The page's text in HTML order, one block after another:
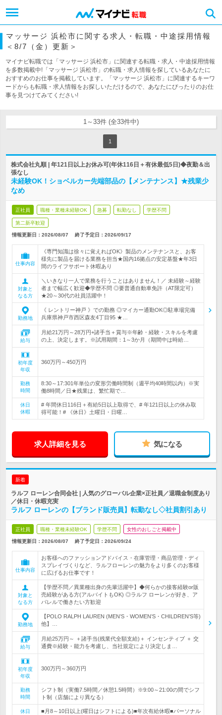
マッサージ 浜松市に関する求人・転職・中途採用情報
＜8/7（金）更新＞
マイナビ転職では「マッサージ 浜松市」に関連する転職・求人・中途採用情報
を多数掲載中!「マッサージ 浜松市」の転職・求人情報を探しているあなたに
おすすめのお仕事を掲載しています。「マッサージ 浜松市」に関連するキーワ
ードからも転職・求人情報をお探しいただけるので、あなたにぴったりのお仕
事を見つけてみてください!
1～33件 (全33件中)
1
株式会社丸順 | 年121日以上お休み可(年休116日＋有休最低5日)◆夜勤＆出
張なし
未経験OK！ショベルカー先端部品の【メンテナンス】★残業少
なめ
正社員 職種・業種未経験OK 急募 転勤なし 学歴不問
第二新卒歓迎
情報更新日：2026/08/07 終了予定日： 2026/09/17
仕事内容
《専門知識は徐々に覚えればOK》製品のメンテナンスと、お客
様先に製品を届ける業務を担当★国内16拠点の安定基盤★年3日
間のライフサポート休暇あり
対象と
なる方
＼いきなり一人で業務を行うことはありません！／ 未経験～経験
者まで幅広く歓迎◆学歴不問 ◎要普通自動車免許（AT限定可）
★20～30代の社員活躍中！
勤務地
《 レントリー神戸 》での勤務 ◎マイカー通勤OK◎駐車場完備
兵庫県神戸市西区森友4丁目95 ★…
給与
月給21万円～28万円+諸手当＋賞与※年齢・経験・スキルを考慮
の上、決定します。※試用期間：1～3か月（期間中は時給…
初年度
年収
360万円～450万円
勤務
時間
8:30～17:301年単位の変形労働時間制（週平均40時間以内）※実
働8時間／日★残業は、繁忙期で…
休日
休暇
# 年間休日116日＋有給5日以上取得で、# 年121日以上の休み取
得可能！# 《休日》土曜日・日曜…
求人詳細を見る 気になる
新着
ラルフ ローレン合同会社 | 人気のグローバル企業×正社員／退職金制度あり
／休日・休暇充実
ラルフ ローレンの【ブランド販売員】転勤なし◇社員割引あり
正社員 職種・業種未経験OK 学歴不問 女性のおしごと掲載中
情報更新日：2026/08/07 終了予定日： 2026/09/24
仕事内容
お客様へのファッションアドバイス・在庫管理・商品管理・ディ
スプレイづくりなど、ラルフローレンの魅力をより多くのお客様
に広げるお仕事です！
対象と
なる方
【学歴不問／異業種出身の先輩活躍中】◆何らかの接客経験or販
売経験がある方(アルバイトもOK) ◎ラルフ ローレンが好き、ア
パレルで働きたい方歓迎
勤務地
【POLO RALPH LAUREN (MEN’S・WOMEN’S・CHILDREN’S等)
他】…
給与
月給25万円～ ＋諸手当(残業代全額支給)＋ インセンティブ ＋ 交
通費※経験・能力を考慮し、当社規定により決定しま…
初年度
年収
300万円～360万円
勤務
時間
シフト制（実働7.5時間／休憩1.5時間）※9:00～21:00の間でシフ
ト制（店舗により異なる）
休日
■月8～10日以上(曜日はシフトによる)■年次有給休暇■パーソナル